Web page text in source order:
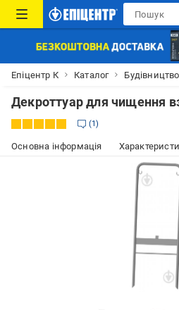
Епіцентр К Каталог
Декроттуар для чищення
1
Основна інформація